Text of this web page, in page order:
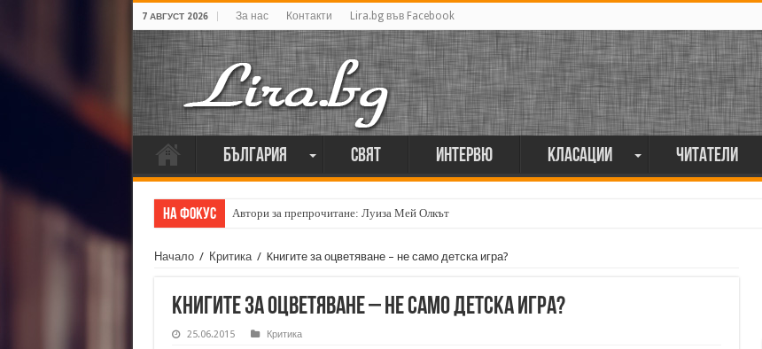
7 АВГУСТ 2026 За нас Контакти Lira.bg във Facebook
България Свят Интервю Класации Читатели
На фокус Автори за препрочитане: Луиза Мей Олкът
Начало / Критика / Kнигите за оцветяване – не само детска игра?
Kнигите за оцветяване – не само детска игра?
25.06.2015 Критика